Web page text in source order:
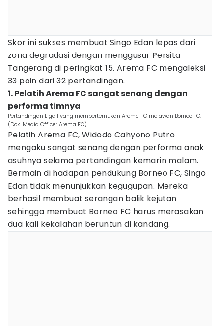
Skor ini sukses membuat Singo Edan lepas dari
zona degradasi dengan menggusur Persita
Tangerang di peringkat 15. Arema FC mengaleksi
33 poin dari 32 pertandingan.
1. Pelatih Arema FC sangat senang dengan
performa timnya
Pertandingan Liga 1 yang mempertemukan Arema FC melawan Borneo FC.
(Dok. Media Officer Arema FC)
Pelatih Arema FC, Widodo Cahyono Putro
mengaku sangat senang dengan performa anak
asuhnya selama pertandingan kemarin malam.
Bermain di hadapan pendukung Borneo FC, Singo
Edan tidak menunjukkan kegugupan. Mereka
berhasil membuat serangan balik kejutan
sehingga membuat Borneo FC harus merasakan
dua kali kekalahan beruntun di kandang.